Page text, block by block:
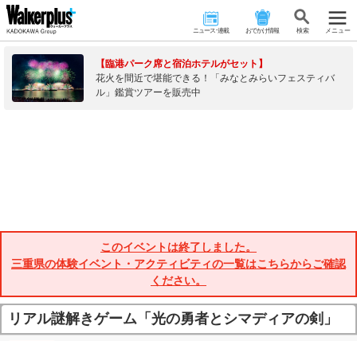
ニュース･連載 おでかけ情報 検 索 メニュー
【臨港パーク席と宿泊ホテルがセット】
花火を間近で堪能できる！「みなとみらいフェスティバ
ル」鑑賞ツアーを販売中
このイベントは終了しました。
三重県の体験イベント・アクティビティの一覧はこちらからご確認
ください。
リアル謎解きゲーム「光の勇者とシマディアの剣」